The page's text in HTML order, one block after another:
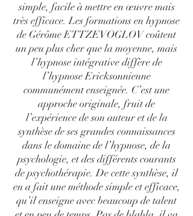
simple, facile à mettre en œuvre mais
très efficace. Les formations en hypnose
de Gérôme ETTZEVOGLOV coûtent
un peu plus cher que la moyenne, mais
l’hypnose intégrative diffère de
l’hypnose Ericksonnienne
communément enseignée. C’est une
approche originale, fruit de
l’expérience de son auteur et de la
synthèse de ses grandes connaissances
dans le domaine de l’hypnose, de la
psychologie, et des différents courants
de psychothérapie. De cette synthèse, il
en a fait une méthode simple et efficace,
qu’il enseigne avec beaucoup de talent